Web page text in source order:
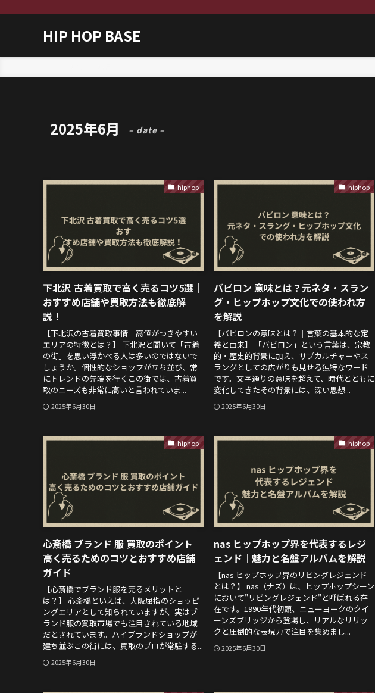
HIP HOP BASE
2025年6月 – date –
hiphop
下北沢 古着買取で高く売るコツ5選｜
おすすめ店舗や買取方法も徹底解
説！
【下北沢の古着買取事情｜高値がつきやすい
エリアの特徴とは？】 下北沢と聞いて「古着
の街」を思い浮かべる人は多いのではないで
しょうか。個性的なショップが立ち並び、常
にトレンドの先端を行くこの街では、古着買
取のニーズも非常に高いと言われていま...
2025年6月30日
hiphop
バビロン 意味とは？元ネタ・スラン
グ・ヒップホップ文化での使われ方
を解説
【バビロンの意味とは？｜言葉の基本的な定
義と由来】 「バビロン」という言葉は、宗教
的・歴史的背景に加え、サブカルチャーやス
ラングとしての広がりも見せる独特なワード
です。文字通りの意味を超えて、時代とともに
変化してきたその背景には、深い思想...
2025年6月30日
hiphop
心斎橋 ブランド 服 買取のポイント｜
高く売るためのコツとおすすめ店舗
ガイド
【心斎橋でブランド服を売るメリットと
は？】 心斎橋といえば、大阪屈指のショッピ
ングエリアとして知られていますが、実はブ
ランド服の買取市場でも注目されている地域
だとされています。ハイブランドショップが
建ち並ぶこの街には、買取のプロが常駐する...
2025年6月30日
hiphop
nas ヒップホップ界を代表するレジ
ェンド｜魅力と名盤アルバムを解説
【nas ヒップホップ界のリビングレジェンド
とは？】 nas（ナズ）は、ヒップホップシーン
において"リビングレジェンド"と呼ばれる存
在です。1990年代初頭、ニューヨークのクイ
ーンズブリッジから登場し、リアルなリリッ
クと圧倒的な表現力で注目を集めまし...
2025年6月30日